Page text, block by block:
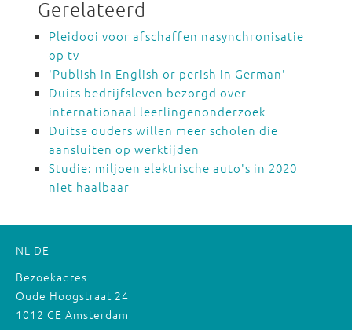
Gerelateerd
Pleidooi voor afschaffen nasynchronisatie
op tv
'Publish in English or perish in German'
Duits bedrijfsleven bezorgd over
internationaal leerlingenonderzoek
Duitse ouders willen meer scholen die
aansluiten op werktijden
Studie: miljoen elektrische auto's in 2020
niet haalbaar
NL DE
Bezoekadres
Oude Hoogstraat 24
1012 CE Amsterdam